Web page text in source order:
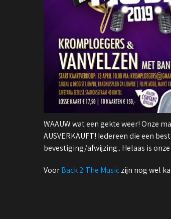
WAAUW wat een gekte weer! Onze
AUSVERKAUFT! Iedereen die een
bevestiging/afwijzing.. Helaas is
VoorBack 2 The Musiczijn nog wel